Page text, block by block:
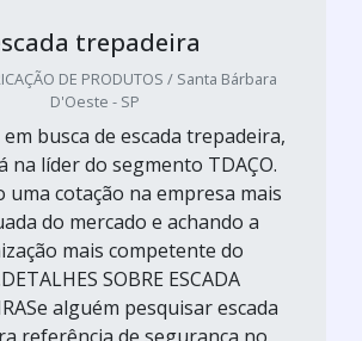
trepadeira
DE PRODUTOS / Santa Bárbara
D'Oeste - SP
busca de escada trepadeira,
na líder do segmento TDAÇO.
uma cotação na empresa mais
do mercado e achando a
mais competente do
SOBRE ESCADA
alguém pesquisar escada